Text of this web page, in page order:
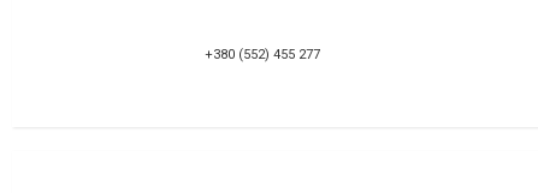
+380 (552) 455 277